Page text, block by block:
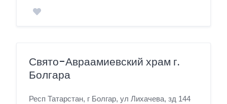
Свято-Авраамиевский храм г.
Болгара
Респ Татарстан, г Болгар, ул Лихачева, зд 144